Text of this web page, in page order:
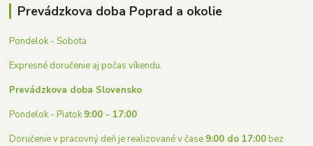
Prevádzkova doba Poprad a okolie
Pondelok - Sobota
Expresné doručenie aj počas víkendu.
Prevádzkova doba Slovensko
Pondelok - Piatok9:00 - 17:00
Doručenie v pracovný deň je realizované v čase 9:00 do 17:00bez